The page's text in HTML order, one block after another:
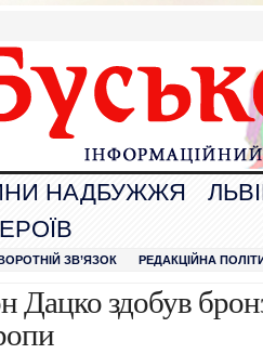
НАДБУЖЖЯ
ЗВ’ЯЗОК РЕДАКЦІЙНА
здобув